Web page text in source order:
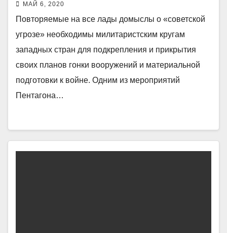
МАЙ 6, 2020
Повторяемые на все лады домыслы о «советской
угрозе» необходимы милитаристским кругам
западных стран для подкрепления и прикрытия
своих планов гонки вооружений и материальной
подготовки к войне. Одним из мероприятий
Пентагона…